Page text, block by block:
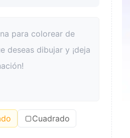
también es una buena
el estrés. Además,
en un vínculo para
tiempo de calidad juntas y
entre padres e hijos.
Cuadrado